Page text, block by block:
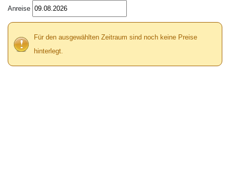
Anreise
Für den ausgewählten Zeitraum sind noch keine Preise
hinterlegt.